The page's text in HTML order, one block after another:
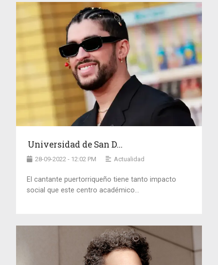
Universidad de San D...
28-09-2022 - 12:02 PM Actualidad
El cantante puertorriqueño tiene tanto impacto
social que este centro académico...